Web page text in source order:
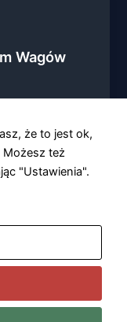
Wagów
że to jest ok,
też
"Ustawienia".
mogli